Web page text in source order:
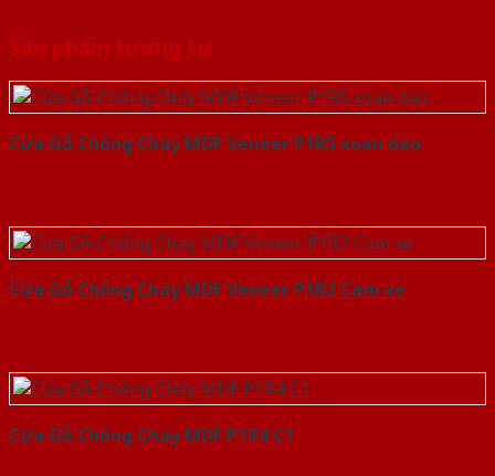
Sản phẩm tương tự
Cửa Gỗ Chống Cháy MDF Veneer P1R5 xoan dao
Cửa Gỗ Chống Cháy MDF Veneer P1R2 Cam xe
Cửa Gỗ Chống Cháy MDF P1R4 C1